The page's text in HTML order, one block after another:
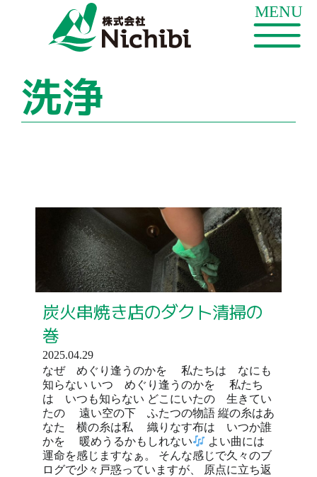
洗浄
炭火串焼き店のダクト清掃の
巻
2025.04.29
なぜ めぐり逢うのかを 私たちは なにも
知らない いつ めぐり逢うのかを 私たち
は いつも知らない どこにいたの 生きてい
たの 遠い空の下 ふたつの物語 縦の糸はあ
なた 横の糸は私 織りなす布は いつか誰
かを 暖めうるかもしれない
よい曲には
運命を感じますなぁ。 そんな感じで久々のブ
ログで少々戸惑っていますが、 原点に立ち返